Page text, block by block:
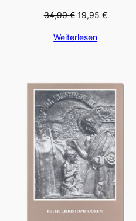
34,90€ Ursprünglicher
war:
19,95 €Aktueller
Weiterlesen